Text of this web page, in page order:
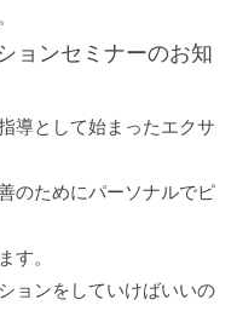
ョンセミナーのお知
導として始まったエクサ
のためにパーソナルでピ
す。
ョンをしていけばいいの